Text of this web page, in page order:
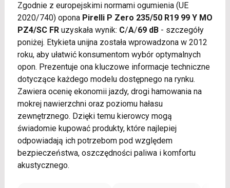
Zgodnie z europejskimi normami ogumienia (UE
2020/740) opona Pirelli P Zero 235/50 R19 99 Y MO
PZ4/SC FRuzyskała wynik: C/A/69 dB- szczegóły
poniżej. Etykieta unijna została wprowadzona w 2012
roku, aby ułatwić konsumentom wybór optymalnych
opon. Prezentuje ona kluczowe informacje techniczne
dotyczące każdego modelu dostępnego na rynku.
Zawiera ocenię ekonomii jazdy, drogi hamowania na
mokrej nawierzchni oraz poziomu hałasu
zewnętrznego. Dzięki temu kierowcy mogą
świadomie kupować produkty, które najlepiej
odpowiadają ich potrzebom pod względem
bezpieczeństwa, oszczędności paliwa i komfortu
akustycznego.